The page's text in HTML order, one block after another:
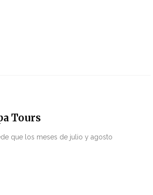
Tours
que los meses de julio y agosto